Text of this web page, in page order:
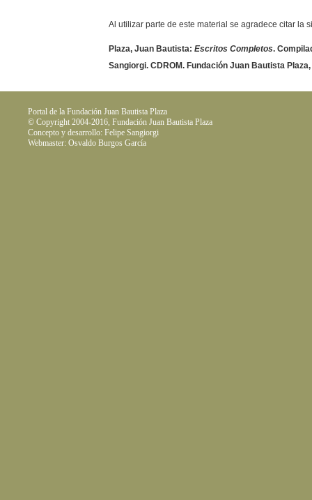
Al utilizar parte de este material se agradece citar la
Plaza, Juan Bautista: Escritos Completos.
Sangiorgi. CDROM. Fundación Juan Bautista
Portal de la Fundación Juan Bautista Plaza
© Copyright 2004-2016, Fundación Juan Bautista Plaza
Concepto y desarrollo: Felipe Sangiorgi
Webmaster: Osvaldo Burgos García